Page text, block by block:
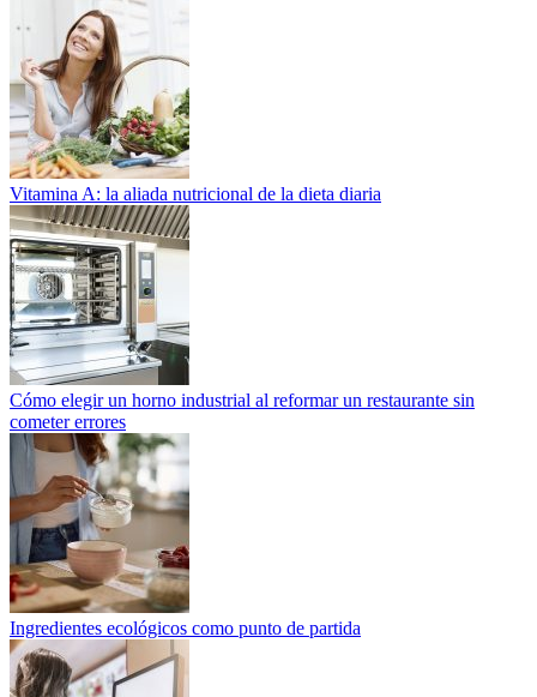
Vitamina A: la aliada nutricional de la dieta diaria
Cómo elegir un horno industrial al reformar un restaurante sin
cometer errores
Ingredientes ecológicos como punto de partida